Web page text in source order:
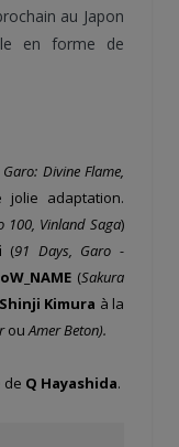
au Japon
en forme de
Divine Flame,
jolie adaptation.
100, Vinland Saga)
(91 Days, Garo -
(Sakura
Shinji Kimura à la
ouAmer Beton).
de Q Hayashida.